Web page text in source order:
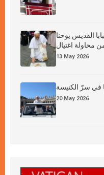
القديس يوحنا
محاولة اغتيال
13 May 2026
في سرّ الكنيسة
20 May 2026